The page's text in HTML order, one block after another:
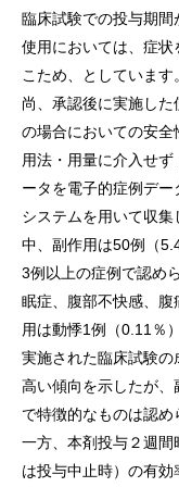
臨床試験での投与期
使用においては、症
こため、としています。
尚、承認後に実施し
の場合においての安全
用法・用量に介入せ
ータを電子的症例デー
システムを用いて収
中、副作用は50例（
3例以上の症例で認め
眠症、腹部不快感、
用は動悸1例（0.11％
実施された臨床試験
高い傾向を示したが、
で特徴的なものは認め
一方、本剤投与２週
は投与中止時）の有